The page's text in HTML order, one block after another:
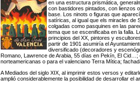
en una estructura prismática,
con bastidores pintados, con lienzos
base. Los ninots o figuras que
satíricas, al igual que els miracles de
colgadas como pasquines en las
tema que se escenificaba en la falla.
principios del XX, pintores y
partir de 1901 asumiría el
diversificado (decoradores y
Romano, Lawrence de Arabia, 55 días en Pekín, El
norteamericanas o para el valenciano Terra Mítica;
A Mediados del siglo XIX, al imprimir estos versos y
amplió considerablemente la posibilidad de desarrollar el